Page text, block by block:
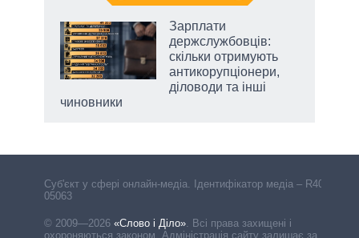
Зарплати
держслужбовців:
скільки отримують
антикорупціонери,
діловоди та інші
чиновники
Cуб'єкт у сфері онлайн-медіа. Ідентифікатор медіа – R40-
05063
© 2009—2026 «Слово і Діло». Всі права захищені і
охороняються законом. Адміністрація сайту залишає за